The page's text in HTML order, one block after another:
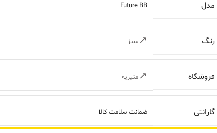
مدل Future BB
رنگ سبز
فروشگاه منیریه
گارانتی ضمانت سلامت کالا